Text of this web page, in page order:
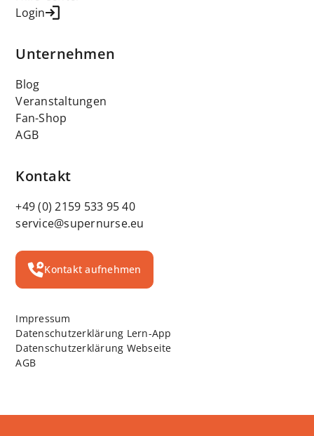
Login
Unternehmen
Blog
Veranstaltungen
Fan-Shop
AGB
Kontakt
+49 (0) 2159 533 95 40
service@supernurse.eu
Kontakt aufnehmen
Impressum
Datenschutzerklärung Lern-App
Datenschutzerklärung Webseite
AGB